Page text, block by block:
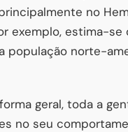
no
exemplo, estima-se
população norte-
geral, toda a
no seu